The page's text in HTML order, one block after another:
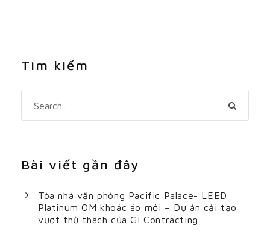
Tìm kiếm
Bài viết gần đây
Tòa nhà văn phòng Pacific Palace- LEED
Platinum OM khoác áo mới – Dự án cải tạo
vượt thử thách của GI Contracting